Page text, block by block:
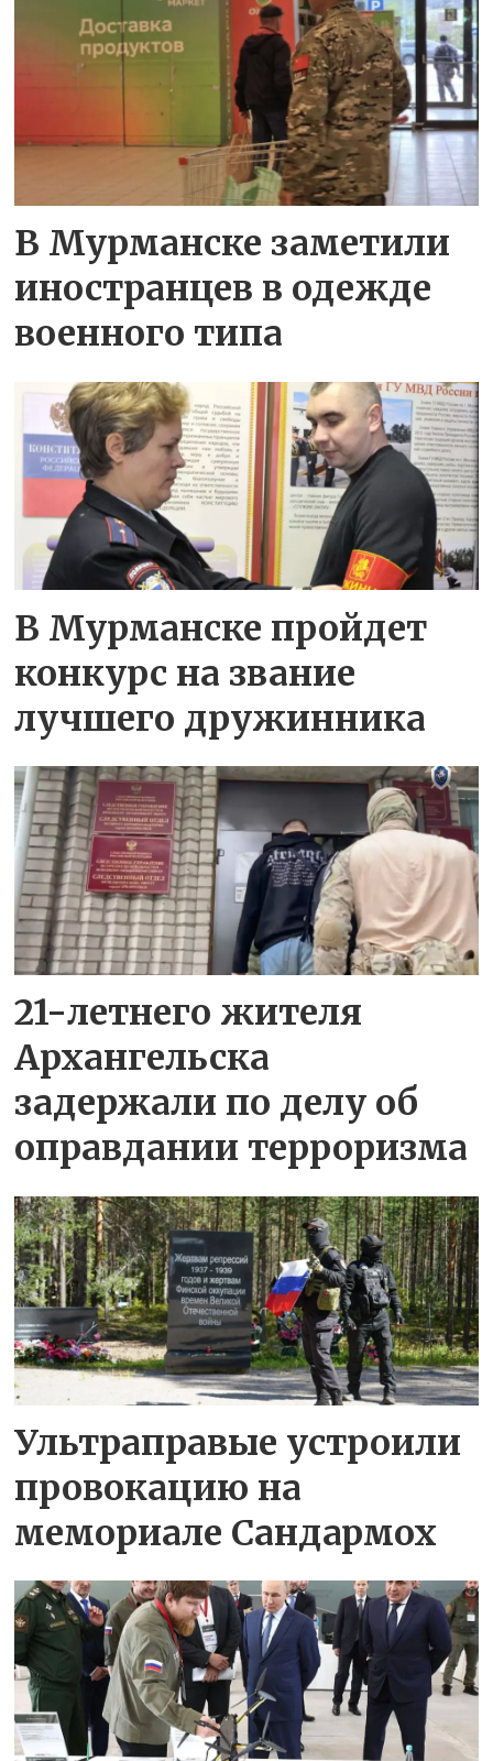
В Мурманске заметили
иностранцев в одежде
военного типа
В Мурманске пройдет
конкурс на звание
лучшего дружинника
21-летнего жителя
Архангельска
задержали по делу об
оправдании терроризма
Ультраправые устроили
провокацию на
мемориале Сандармох